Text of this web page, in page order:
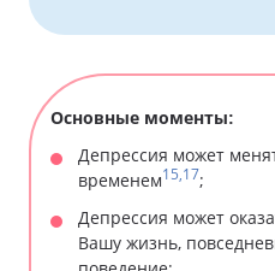
Основные моменты:
Депрессия может
временем15,17;
Депрессия может
Вашу жизнь,